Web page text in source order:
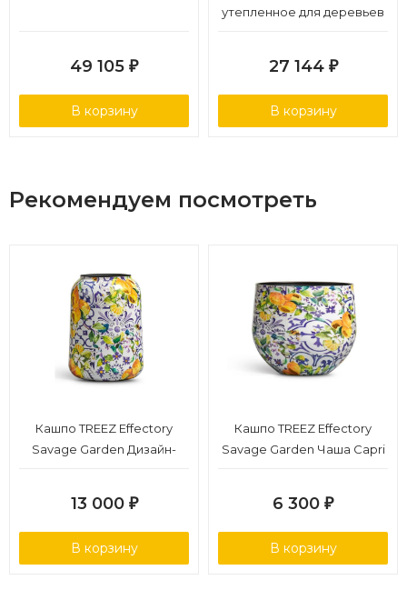
49 105 ₽
В корзину
утепленное для деревьев
27 144 ₽
В корзину
Рекомендуем посмотреть
Кашпо TREEZ Effectory
Savage Garden Дизайн-
13 000 ₽
В корзину
Кашпо TREEZ Effectory
Savage Garden Чаша Capri
6 300 ₽
В корзину